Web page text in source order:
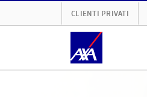
CLIENTI PRIVATI